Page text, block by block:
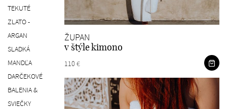
TEKUTÉ
ZLATO -
ARGAN
SLADKÁ
MANDĽA
DARČEKOVÉ
BALENIA &
SVIEČKY
ŽUPAN
v štýle kimono
110 €